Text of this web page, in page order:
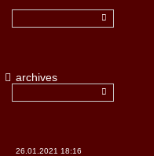
archives
26.01.2021 18:16